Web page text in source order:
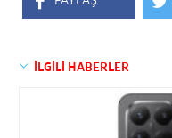
İLGİLİ HABERLER